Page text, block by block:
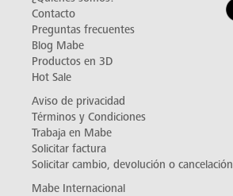
Contacto
Preguntas frecuentes
Blog Mabe
Productos en 3D
Hot Sale
Aviso de privacidad
Términos y Condiciones
Trabaja en Mabe
Solicitar factura
Solicitar cambio, devolución o cancelación
Mabe Internacional